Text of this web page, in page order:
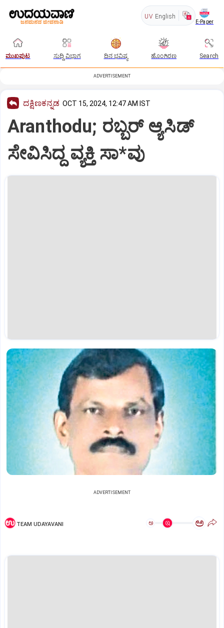
UV English
E-Paper
ಮುಖಪುಟ ಸುದ್ದಿ ವಿಭಾಗ ದಿನ ಭವಿಷ್ಯ ಹೊಂಗಿರಣ Search
ADVERTISEMENT
ದಕ್ಷಿಣಕನ್ನಡ OCT 15, 2024, 12:47 AM IST
Aranthodu; ರಬ್ಬರ್‌ ಆ್ಯಸಿಡ್‌
ಸೇವಿಸಿದ್ದ ವ್ಯಕ್ತಿ ಸಾ*ವು
ADVERTISEMENT
TEAM UDAYAVANI ಅ ಅ